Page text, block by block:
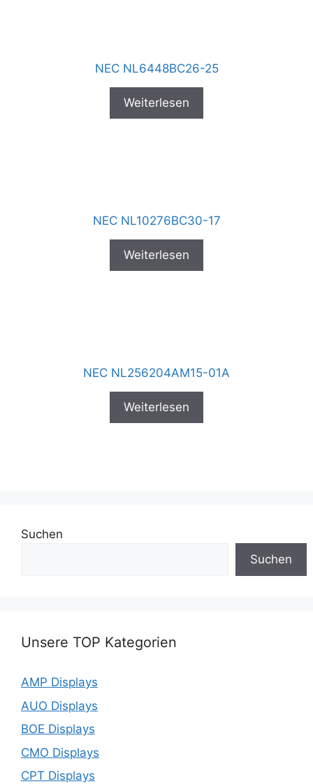
NEC NL6448BC26-25
Weiterlesen
NEC NL10276BC30-17
Weiterlesen
NEC NL256204AM15-01A
Weiterlesen
Suchen
Suchen
Unsere TOP Kategorien
AMP Displays
AUO Displays
BOE Displays
CMO Displays
CPT Displays